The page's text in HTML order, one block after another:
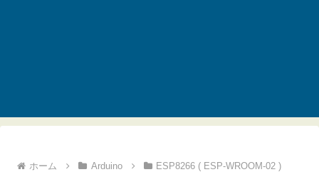
ホーム Arduino ESP8266 ( ESP-WROOM-02 )